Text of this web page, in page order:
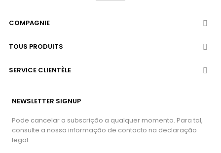
COMPAGNIE 
TOUS PRODUITS 
SERVICE CLIENTÈLE 
NEWSLETTER SIGNUP
Pode cancelar a subscrição a qualquer momento. Para tal,
consulte a nossa informação de contacto na declaração
legal.